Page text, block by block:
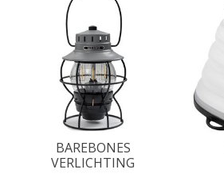
BAREBONES
VERLICHTING